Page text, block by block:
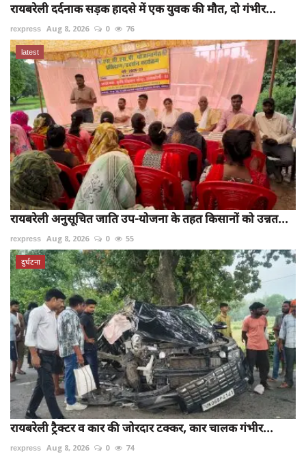
रायबरेली दर्दनाक सड़क हादसे में एक युवक की मौत, दो गंभीर...
rexpress Aug 8, 2026 0 76
latest
रायबरेली अनुसूचित जाति उप-योजना के तहत किसानों को उन्नत...
rexpress Aug 8, 2026 0 55
दुर्घटना
रायबरेली ट्रैक्टर व कार की जोरदार टक्कर, कार चालक गंभीर...
rexpress Aug 8, 2026 0 74